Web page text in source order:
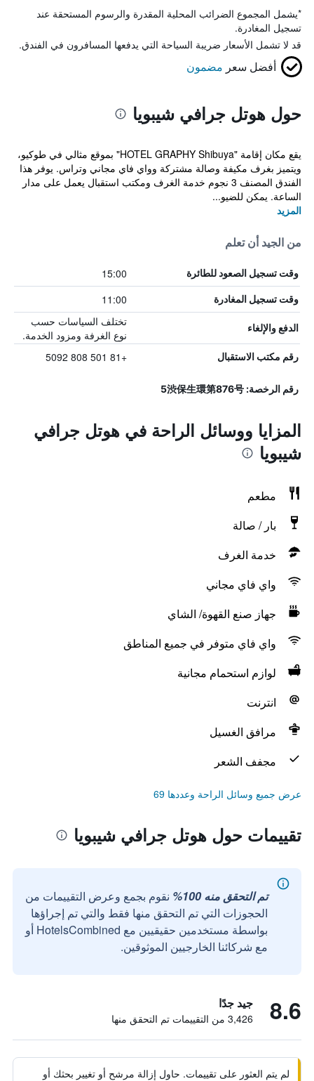
*يشمل المجموع الضرائب المحلية المقدرة والرسوم المستحقة عند
تسجيل المغادرة.
قد لا تشمل الأسعار ضريبة السياحة التي يدفعها المسافرون في الفندق.
أفضل سعر مضمون
حول هوتل جرافي شيبويا
يقع مكان إقامة "HOTEL GRAPHY Shibuya" بموقع مثالي في طوكيو،
ويتميز بغرف مكيفة وصالة مشتركة وواي فاي مجاني وتراس. يوفر هذا
الفندق المصنف 3 نجوم خدمة الغرف ومكتب استقبال يعمل على مدار
الساعة. يمكن للضيو...
المزيد
من الجيد أن تعلم
وقت تسجيل الصعود للطائرة 15:00
وقت تسجيل المغادرة 11:00
الدفع والإلغاء
تختلف السياسات حسب
نوع الغرفة ومزود الخدمة.
رقم مكتب الاستقبال +81 501 808 5092
رقم الرخصة: 5渋保生環第876号
المزايا ووسائل الراحة في هوتل جرافي
شيبويا
مطعم
بار / صالة
خدمة الغرف
واي فاي مجاني
جهاز صنع القهوة/ الشاي
واي فاي متوفر في جميع المناطق
لوازم استحمام مجانية
انترنت
مرافق الغسيل
مجفف الشعر
عرض جميع وسائل الراحة وعددها 69
تقييمات حول هوتل جرافي شيبويا
تم التحقق منه 100%
نقوم بجمع وعرض التقييمات من
الحجوزات التي تم التحقق منها فقط والتي تم إجراؤها
بواسطة مستخدمين حقيقيين مع HotelsCombined أو
مع شركائنا الخارجيين الموثوقين.
8.6 جيد جدًا
3,426 من التقييمات تم التحقق منها
لم يتم العثور على تقييمات. حاول إزالة مرشح أو تغيير بحثك أو